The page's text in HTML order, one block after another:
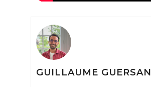
GUILLAUME GUERSAN